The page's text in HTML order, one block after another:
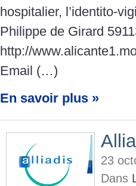
hospitalier, l’identito-
Philippe de Girard
http://
Email (…)
En savoir plus »
23
Dans